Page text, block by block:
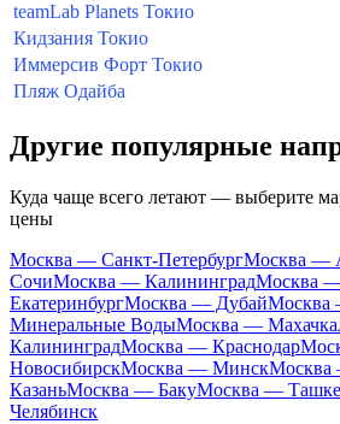
teamLab Planets Токио
Кидзания Токио
Иммерсив Форт Токио
Пляж Одайба
Другие популярные
Куда чаще всего летают — выберите
цены
Москва — Санкт-ПетербургМосква —
СочиМосква — КалининградМосква
ЕкатеринбургМосква — ДубайМосква
Минеральные ВодыМосква —
КалининградМосква — Краснодар
НовосибирскМосква — МинскМосква
КазаньМосква — БакуМосква —
Челябинск